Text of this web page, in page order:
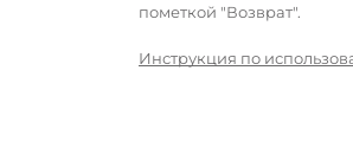
пометкой "Возврат".
Инструкция по